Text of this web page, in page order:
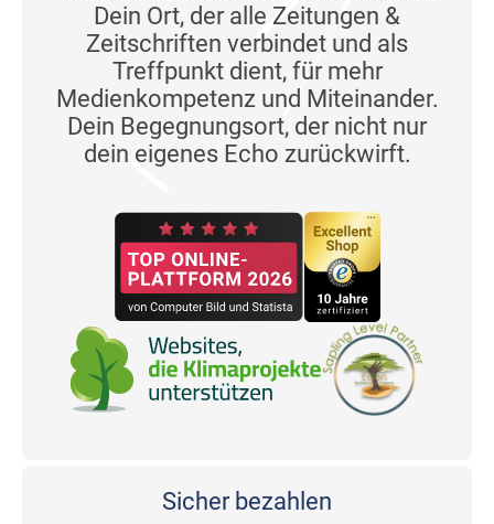
Dein Ort, der alle Zeitungen &
Zeitschriften verbindet und als
Treffpunkt dient, für mehr
Medienkompetenz und Miteinander.
Dein Begegnungsort, der nicht nur
dein eigenes Echo zurückwirft.
Sicher bezahlen